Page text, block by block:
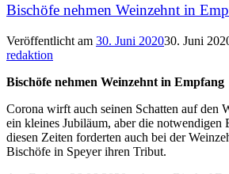
Bischöfe nehmen Weinzehnt in
Veröffentlicht am 30. Juni 202030. Juni
redaktion
Bischöfe nehmen Weinzehnt in Empfang
Corona wirft auch seinen Schatten auf den
ein kleines Jubiläum, aber die notwendigen
diesen Zeiten forderten auch bei der
Bischöfe in Speyer ihren Tribut.